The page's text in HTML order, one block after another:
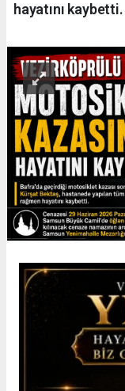
hayatını kaybetti.